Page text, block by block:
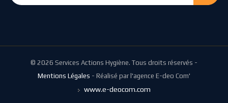
© 2026 Services Actions Hygiène. Tous droits réservés -
Mentions Légales - Réalisé par l'agence E-deo Com'
www.e-deocom.com